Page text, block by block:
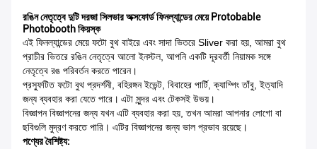
রঙিন নেতৃত্বে দুটি দরজা সিলভার অক্সফোর্ড ফিনল্যান্ডের মেয়ে Protobable
Photobooth কিয়স্ক
এই ফিনল্যান্ডের মেয়ে ফটো বুথ বাইরে এবং সাদা ভিতরে Sliver করা হয়, আমরা বুথ
প্রাচীর ভিতরে রঙিন নেতৃত্বে আলো ইনস্টল, আপনি একটি দূরবর্তী নিয়ামক সঙ্গে
নেতৃত্বে রঙ পরিবর্তন করতে পারেন।
প্রস্ফুটিত ফটো বুথ প্রদর্শনী, বহিরঙ্গন ইভেন্ট, বিবাহের পার্টি, ক্যাম্পিং তাঁবু, ইত্যাদি
জন্য ব্যবহার করা যেতে পারে। এটা সুন্দর এবং টেকসই উভয়।
বিজ্ঞাপন বিজ্ঞাপনের জন্য যখন এটি ব্যবহার করা হয়, তখন আমরা আপনার লোগো বা
ছবিগুলি মুদ্রণ করতে পারি। এটির বিজ্ঞাপনের জন্য ভাল প্রভাব রয়েছে।
পণ্যের বৈশিষ্ট্য: